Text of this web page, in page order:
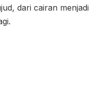
dari cairan menjadi